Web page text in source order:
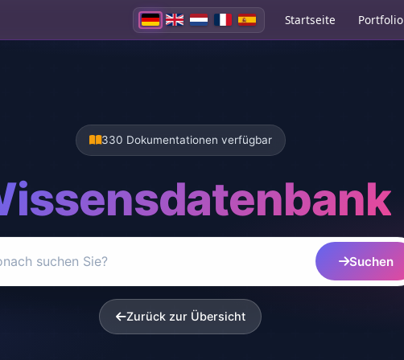
Startseite Portfolio
330 Dokumentationen verfügbar
Suchen
Zurück zur Übersicht